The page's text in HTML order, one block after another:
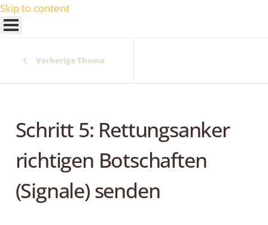
Skip to content
Vorherige Thema
Schritt 5: Rettungsanker
richtigen Botschaften
(Signale) senden